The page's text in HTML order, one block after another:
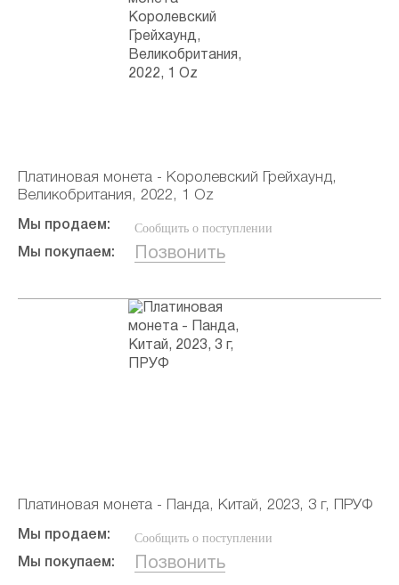
Платиновая монета - Королевский Грейхаунд,
Великобритания, 2022, 1 Oz
Мы продаем: Сообщить о поступлении
Мы покупаем: Позвонить
Платиновая монета - Панда, Китай, 2023, 3 г, ПРУФ
Мы продаем: Сообщить о поступлении
Мы покупаем: Позвонить